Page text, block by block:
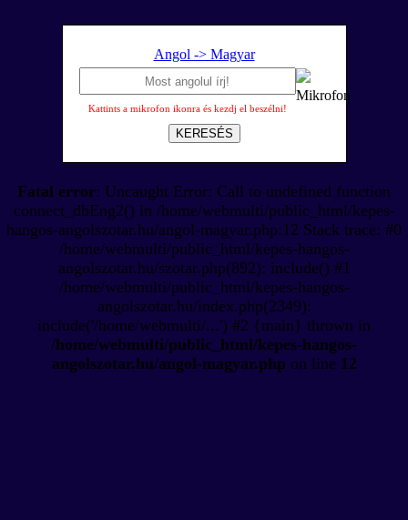
Angol -> Magyar
Kattints a mikrofon ikonra és kezdj el beszélni!
KERESÉS
Fatal error: Uncaught Error: Call to undefined function
connect_dbEng2() in /home/webmulti/public_html/kepes-
hangos-angolszotar.hu/angol-magyar.php:12 Stack trace: #0
/home/webmulti/public_html/kepes-hangos-
angolszotar.hu/szotar.php(892): include() #1
/home/webmulti/public_html/kepes-hangos-
angolszotar.hu/index.php(2349):
include('/home/webmulti/...') #2 {main} thrown in
/home/webmulti/public_html/kepes-hangos-
angolszotar.hu/angol-magyar.php on line 12